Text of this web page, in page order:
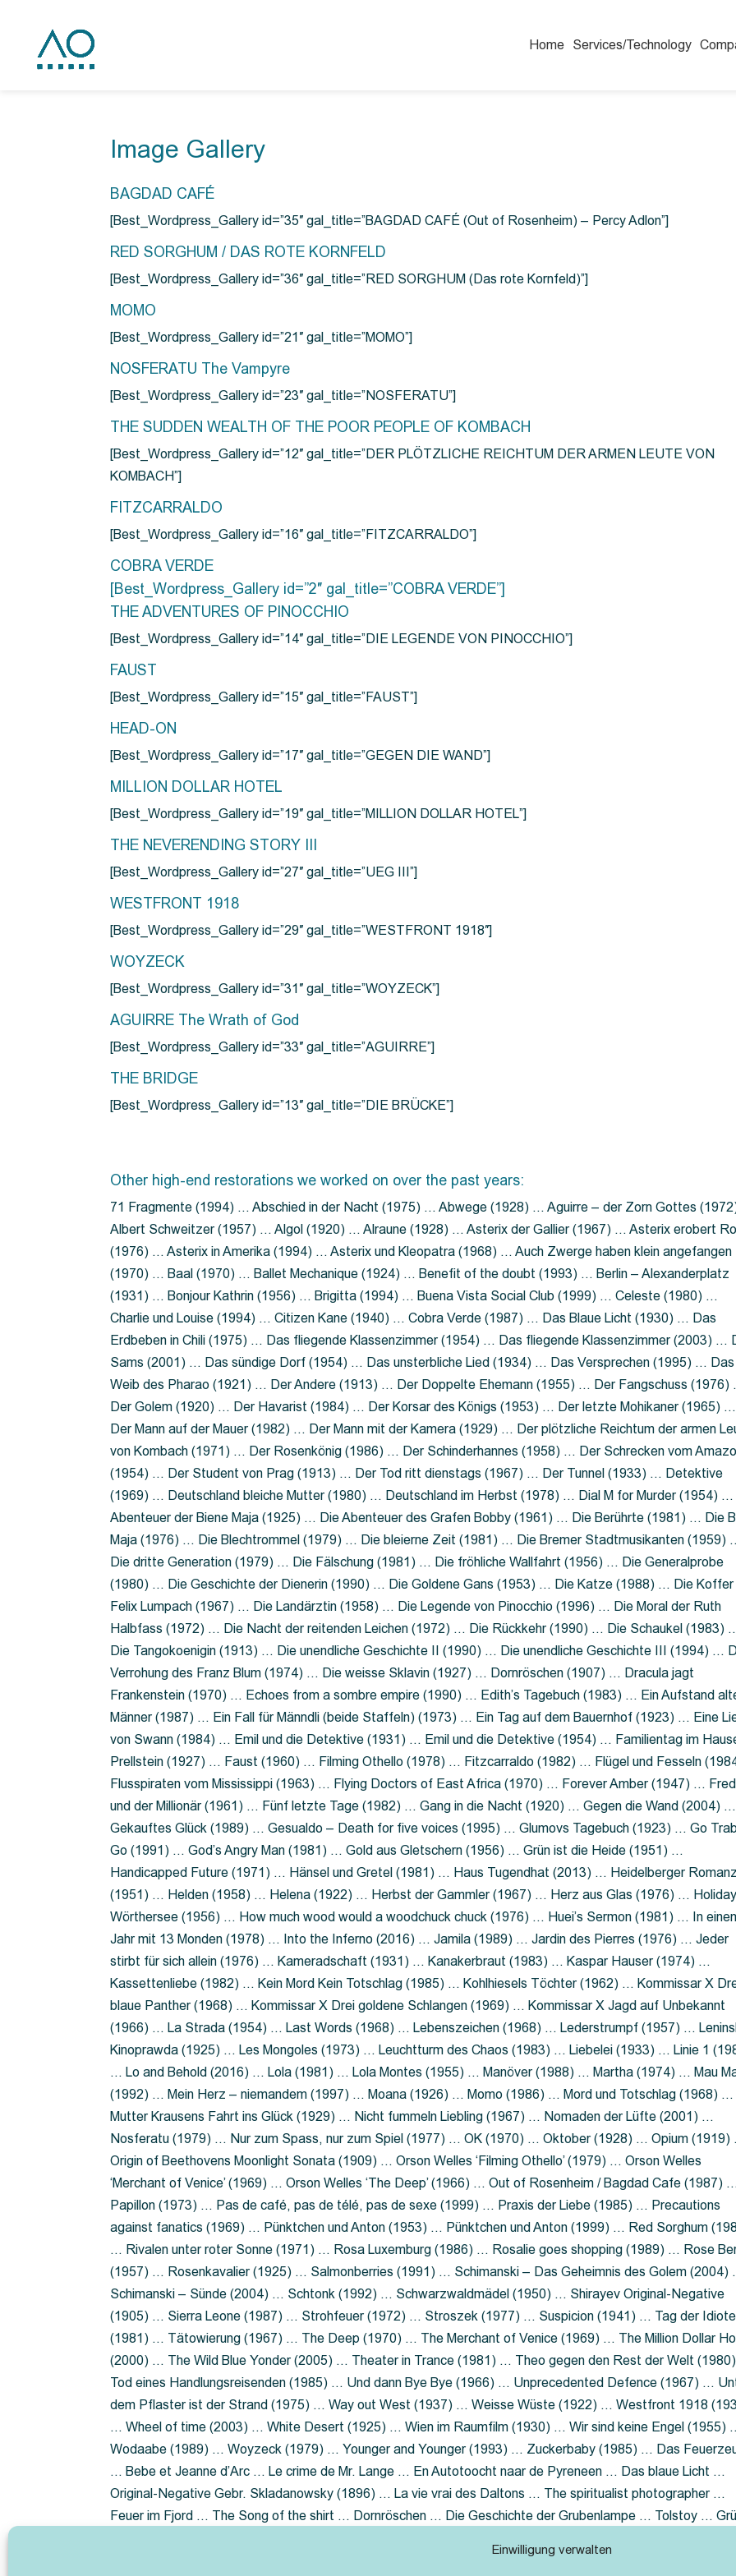
Einwilligung verwalten
Home Services/Technology
Image Gallery
BAGDAD CAFÉ
[Best_Wordpress_Gallery id=”35″ gal_title=”BAGDAD CAFÉ (Out of Rosenheim) – Percy Adlon”]
RED SORGHUM / DAS ROTE KORNFELD
[Best_Wordpress_Gallery id=”36″ gal_title=”RED SORGHUM (Das rote Kornfeld)”]
MOMO
[Best_Wordpress_Gallery id=”21″ gal_title=”MOMO”]
NOSFERATU The Vampyre
[Best_Wordpress_Gallery id=”23″ gal_title=”NOSFERATU”]
THE SUDDEN WEALTH OF THE POOR PEOPLE OF KOMBACH
[Best_Wordpress_Gallery id=”12″ gal_title=”DER PLÖTZLICHE REICHTUM DER ARMEN LEUTE VON
KOMBACH”]
FITZCARRALDO
[Best_Wordpress_Gallery id=”16″ gal_title=”FITZCARRALDO”]
COBRA VERDE
[Best_Wordpress_Gallery id=”2″ gal_title=”COBRA VERDE”]
THE ADVENTURES OF PINOCCHIO
[Best_Wordpress_Gallery id=”14″ gal_title=”DIE LEGENDE VON PINOCCHIO”]
FAUST
[Best_Wordpress_Gallery id=”15″ gal_title=”FAUST”]
HEAD-ON
[Best_Wordpress_Gallery id=”17″ gal_title=”GEGEN DIE WAND”]
MILLION DOLLAR HOTEL
[Best_Wordpress_Gallery id=”19″ gal_title=”MILLION DOLLAR HOTEL”]
THE NEVERENDING STORY III
[Best_Wordpress_Gallery id=”27″ gal_title=”UEG III”]
WESTFRONT 1918
[Best_Wordpress_Gallery id=”29″ gal_title=”WESTFRONT 1918″]
WOYZECK
[Best_Wordpress_Gallery id=”31″ gal_title=”WOYZECK”]
AGUIRRE The Wrath of God
[Best_Wordpress_Gallery id=”33″ gal_title=”AGUIRRE”]
THE BRIDGE
[Best_Wordpress_Gallery id=”13″ gal_title=”DIE BRÜCKE”]
Other high-end restorations we worked on over the past years:
71 Fragmente (1994) … Abschied in der Nacht (1975) … Abwege (1928) … Aguirre – der Zorn Gottes
Albert Schweitzer (1957) … Algol (1920) … Alraune (1928) … Asterix der Gallier (1967) … Asterix erobert
(1976) … Asterix in Amerika (1994) … Asterix und Kleopatra (1968) … Auch Zwerge haben klein angefangen
(1970) … Baal (1970) … Ballet Mechanique (1924) … Benefit of the doubt (1993) … Berlin – Alexanderplatz
(1931) … Bonjour Kathrin (1956) … Brigitta (1994) … Buena Vista Social Club (1999) … Celeste (1980) …
Charlie und Louise (1994) … Citizen Kane (1940) … Cobra Verde (1987) … Das Blaue Licht (1930) … Das
Erdbeben in Chili (1975) … Das fliegende Klassenzimmer (1954) … Das fliegende Klassenzimmer (2003) …
Sams (2001) … Das sündige Dorf (1954) … Das unsterbliche Lied (1934) … Das Versprechen (1995) … Das
Weib des Pharao (1921) … Der Andere (1913) … Der Doppelte Ehemann (1955) … Der Fangschuss (1976)
Der Golem (1920) … Der Havarist (1984) … Der Korsar des Königs (1953) … Der letzte Mohikaner (1965) …
Der Mann auf der Mauer (1982) … Der Mann mit der Kamera (1929) … Der plötzliche Reichtum der armen
von Kombach (1971) … Der Rosenkönig (1986) … Der Schinderhannes (1958) … Der Schrecken vom
(1954) … Der Student von Prag (1913) … Der Tod ritt dienstags (1967) … Der Tunnel (1933) … Detektive
(1969) … Deutschland bleiche Mutter (1980) … Deutschland im Herbst (1978) … Dial M for Murder (1954) …
Abenteuer der Biene Maja (1925) … Die Abenteuer des Grafen Bobby (1961) … Die Berührte (1981) … Die
Maja (1976) … Die Blechtrommel (1979) … Die bleierne Zeit (1981) … Die Bremer Stadtmusikanten (1959)
Die dritte Generation (1979) … Die Fälschung (1981) … Die fröhliche Wallfahrt (1956) … Die Generalprobe
(1980) … Die Geschichte der Dienerin (1990) … Die Goldene Gans (1953) … Die Katze (1988) … Die Koffer
Felix Lumpach (1967) … Die Landärztin (1958) … Die Legende von Pinocchio (1996) … Die Moral der Ruth
Halbfass (1972) … Die Nacht der reitenden Leichen (1972) … Die Rückkehr (1990) … Die Schaukel (1983)
Die Tangokoenigin (1913) … Die unendliche Geschichte II (1990) … Die unendliche Geschichte III (1994) …
Verrohung des Franz Blum (1974) … Die weisse Sklavin (1927) … Dornröschen (1907) … Dracula jagt
Frankenstein (1970) … Echoes from a sombre empire (1990) … Edith’s Tagebuch (1983) … Ein Aufstand
Männer (1987) … Ein Fall für Männdli (beide Staffeln) (1973) … Ein Tag auf dem Bauernhof (1923) … Eine
von Swann (1984) … Emil und die Detektive (1931) … Emil und die Detektive (1954) … Familientag im
Prellstein (1927) … Faust (1960) … Filming Othello (1978) … Fitzcarraldo (1982) … Flügel und Fesseln
Flusspiraten vom Mississippi (1963) … Flying Doctors of East Africa (1970) … Forever Amber (1947) …
und der Millionär (1961) … Fünf letzte Tage (1982) … Gang in die Nacht (1920) … Gegen die Wand (2004) …
Gekauftes Glück (1989) … Gesualdo – Death for five voices (1995) … Glumovs Tagebuch (1923) … Go
Go (1991) … God’s Angry Man (1981) … Gold aus Gletschern (1956) … Grün ist die Heide (1951) …
Handicapped Future (1971) … Hänsel und Gretel (1981) … Haus Tugendhat (2013) … Heidelberger
(1951) … Helden (1958) … Helena (1922) … Herbst der Gammler (1967) … Herz aus Glas (1976) …
Wörthersee (1956) … How much wood would a woodchuck chuck (1976) … Huei’s Sermon (1981) … In
Jahr mit 13 Monden (1978) … Into the Inferno (2016) … Jamila (1989) … Jardin des Pierres (1976) … Jeder
stirbt für sich allein (1976) … Kameradschaft (1931) … Kanakerbraut (1983) … Kaspar Hauser (1974) …
Kassettenliebe (1982) … Kein Mord Kein Totschlag (1985) … Kohlhiesels Töchter (1962) … Kommissar X
blaue Panther (1968) … Kommissar X Drei goldene Schlangen (1969) … Kommissar X Jagd auf Unbekannt
(1966) … La Strada (1954) … Last Words (1968) … Lebenszeichen (1968) … Lederstrumpf (1957) …
Kinoprawda (1925) … Les Mongoles (1973) … Leuchtturm des Chaos (1983) … Liebelei (1933) … Linie 1
… Lo and Behold (2016) … Lola (1981) … Lola Montes (1955) … Manöver (1988) … Martha (1974) … Mau
(1992) … Mein Herz – niemandem (1997) … Moana (1926) … Momo (1986) … Mord und Totschlag (1968) …
Mutter Krausens Fahrt ins Glück (1929) … Nicht fummeln Liebling (1967) … Nomaden der Lüfte (2001) …
Nosferatu (1979) … Nur zum Spass, nur zum Spiel (1977) … OK (1970) … Oktober (1928) … Opium (1919)
Origin of Beethovens Moonlight Sonata (1909) … Orson Welles ‘Filming Othello’ (1979) … Orson Welles
‘Merchant of Venice’ (1969) … Orson Welles ‘The Deep’ (1966) … Out of Rosenheim / Bagdad Cafe (1987) …
Papillon (1973) … Pas de café, pas de télé, pas de sexe (1999) … Praxis der Liebe (1985) … Precautions
against fanatics (1969) … Pünktchen und Anton (1953) … Pünktchen und Anton (1999) … Red Sorghum
… Rivalen unter roter Sonne (1971) … Rosa Luxemburg (1986) … Rosalie goes shopping (1989) … Rose
(1957) … Rosenkavalier (1925) … Salmonberries (1991) … Schimanski – Das Geheimnis des Golem (2004)
Schimanski – Sünde (2004) … Schtonk (1992) … Schwarzwaldmädel (1950) … Shirayev Original-Negative
(1905) … Sierra Leone (1987) … Strohfeuer (1972) … Stroszek (1977) … Suspicion (1941) … Tag der
(1981) … Tätowierung (1967) … The Deep (1970) … The Merchant of Venice (1969) … The Million Dollar
(2000) … The Wild Blue Yonder (2005) … Theater in Trance (1981) … Theo gegen den Rest der Welt
Tod eines Handlungsreisenden (1985) … Und dann Bye Bye (1966) … Unprecedented Defence (1967) …
dem Pflaster ist der Strand (1975) … Way out West (1937) … Weisse Wüste (1922) … Westfront 1918
… Wheel of time (2003) … White Desert (1925) … Wien im Raumfilm (1930) … Wir sind keine Engel (1955)
Wodaabe (1989) … Woyzeck (1979) … Younger and Younger (1993) … Zuckerbaby (1985) … Das
… Bebe et Jeanne d’Arc … Le crime de Mr. Lange … En Autotoocht naar de Pyreneen … Das blaue Licht …
Original-Negative Gebr. Skladanowsky (1896) … La vie vrai des Daltons … The spiritualist photographer …
Feuer im Fjord … The Song of the shirt … Dornröschen … Die Geschichte der Grubenlampe … Tolstoy …